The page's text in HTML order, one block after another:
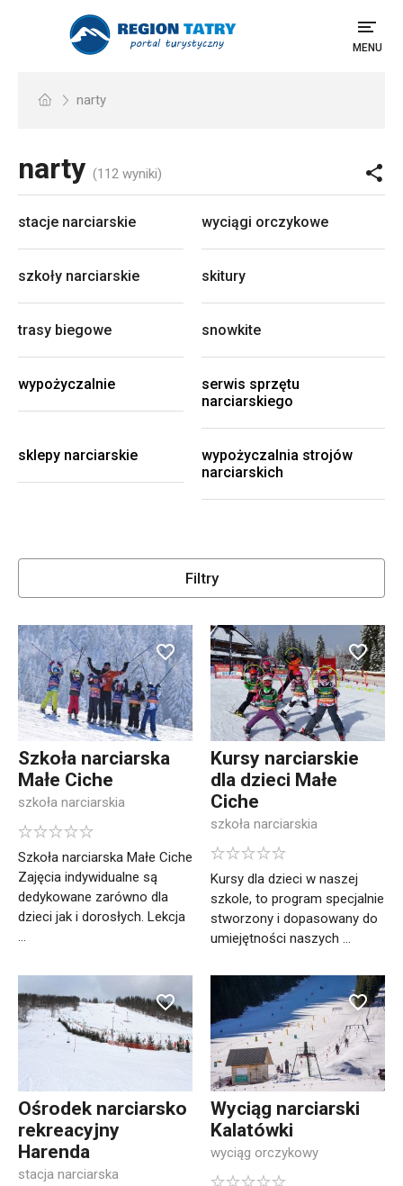
MENU
narty
narty (112 wyniki)
stacje narciarskie wyciągi orczykowe
szkoły narciarskie skitury
trasy biegowe snowkite
wypożyczalnie
serwis sprzętu
narciarskiego
sklepy narciarskie
wypożyczalnia strojów
narciarskich
Filtry
Szkoła narciarska
Małe Ciche
szkoła narciarskia
Szkoła narciarska Małe Ciche
Zajęcia indywidualne są
dedykowane zarówno dla
dzieci jak i dorosłych. Lekcja
...
Kursy narciarskie
dla dzieci Małe
Ciche
szkoła narciarskia
Kursy dla dzieci w naszej
szkole, to program specjalnie
stworzony i dopasowany do
umiejętności naszych ...
Ośrodek narciarsko
rekreacyjny
Harenda
stacja narciarska
Wyciąg narciarski
Kalatówki
wyciąg orczykowy